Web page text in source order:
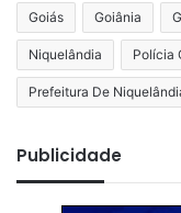
Goiás Goiânia
Niquelândia Polícia
Prefeitura De
Publicidade